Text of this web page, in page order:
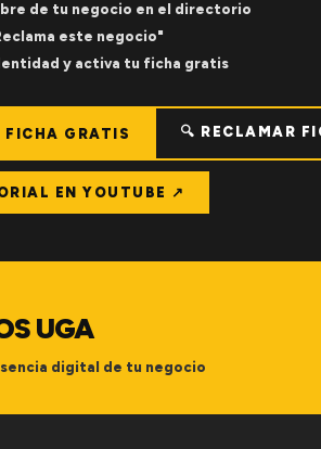
de tu negocio en el directorio
este negocio"
y activa tu ficha gratis
FICHA GRATIS 🔍 RECLAMAR
EN YOUTUBE ↗
UGA
digital de tu negocio